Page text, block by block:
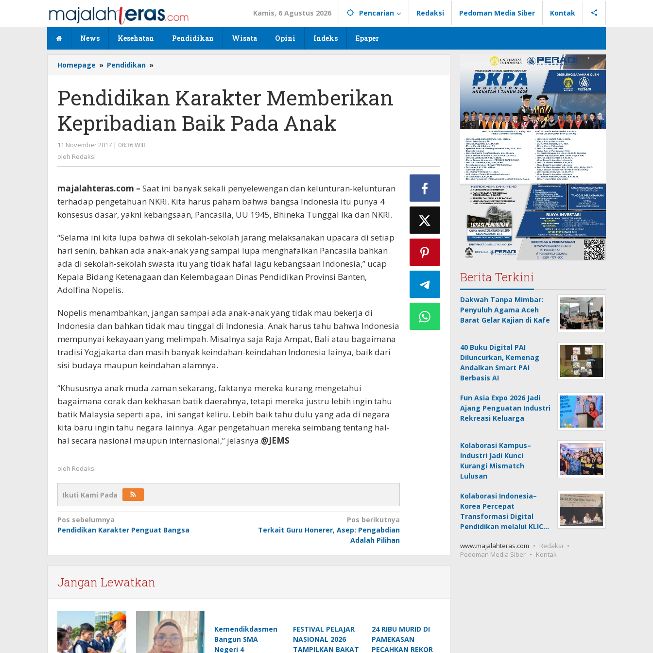
konten
Kamis, 6 Agustus 2026 Pencarian Redaksi Pedoman Media Siber Kontak
News Kesehatan Pendidikan Wisata Opini Indeks Epaper
Homepage » Pendidikan »
Karakter
Kepribadian
Baik
Anak
Pendidikan Karakter Memberikan
Kepribadian Baik Pada Anak
11 November 2017 | 08:36 WIB
oleh Redaksi
majalahteras.com – Saat ini banyak sekali penyelewengan dan kelunturan-kelunturan
terhadap pengetahuan NKRI. Kita harus paham bahwa bangsa Indonesia itu punya 4
konsesus dasar, yakni kebangsaan, Pancasila, UU 1945, Bhineka Tunggal Ika dan NKRI.
“Selama ini kita lupa bahwa di sekolah-sekolah jarang melaksanakan upacara di setiap
hari senin, bahkan ada anak-anak yang sampai lupa menghafalkan Pancasila bahkan
ada di sekolah-sekolah swasta itu yang tidak hafal lagu kebangsaan Indonesia,” ucap
Kepala Bidang Ketenagaan dan Kelembagaan Dinas Pendidikan Provinsi Banten,
Adolfina Nopelis.
Nopelis menambahkan, jangan sampai ada anak-anak yang tidak mau bekerja di
Indonesia dan bahkan tidak mau tinggal di Indonesia. Anak harus tahu bahwa Indonesia
mempunyai kekayaan yang melimpah. Misalnya saja Raja Ampat, Bali atau bagaimana
tradisi Yogjakarta dan masih banyak keindahan-keindahan Indonesia lainya, baik dari
sisi budaya maupun keindahan alamnya.
“Khususnya anak muda zaman sekarang, faktanya mereka kurang mengetahui
bagaimana corak dan kekhasan batik daerahnya, tetapi mereka justru lebih ingin tahu
batik Malaysia seperti apa, ini sangat keliru. Lebih baik tahu dulu yang ada di negara
kita baru ingin tahu negara lainnya. Agar pengetahuan mereka seimbang tentang hal-
hal secara nasional maupun internasional,” jelasnya.@JEMS
oleh Redaksi
Ikuti Kami Pada
Navigasi
pos
Pos sebelumnya
Pendidikan Karakter Penguat Bangsa
Pos berikutnya
Terkait Guru Honerer, Asep: Pengabdian
Adalah Pilihan
Jangan Lewatkan
Kemendikdasmen
Bangun SMA
Negeri 4
FESTIVAL PELAJAR
NASIONAL 2026
TAMPILKAN BAKAT
24 RIBU MURID DI
PAMEKASAN
PECAHKAN REKOR
Berita Terkini
Dakwah Tanpa Mimbar:
Penyuluh Agama Aceh
Barat Gelar Kajian di Kafe
40 Buku Digital PAI
Diluncurkan, Kemenag
Andalkan Smart PAI
Berbasis AI
Fun Asia Expo 2026 Jadi
Ajang Penguatan Industri
Rekreasi Keluarga
Kolaborasi Kampus–
Industri Jadi Kunci
Kurangi Mismatch
Lulusan
Kolaborasi Indonesia–
Korea Percepat
Transformasi Digital
Pendidikan melalui KLIC…
www.majalahteras.com
Redaksi
Pedoman Media Siber
Kontak